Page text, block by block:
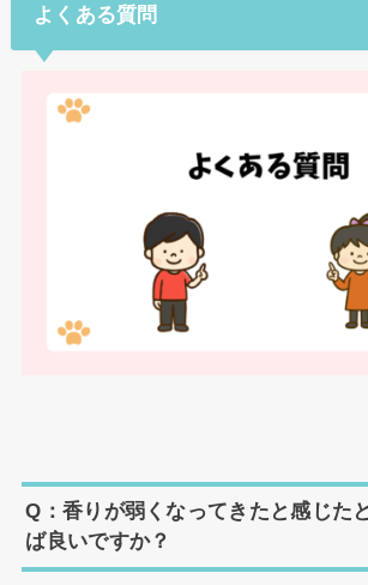
よくある質問
Q：香りが弱くなってきたと感じた
ば良いですか？